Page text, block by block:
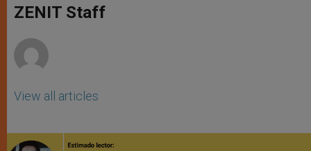
p
p
g
e
o
k
ZENIT Staff
View all articles